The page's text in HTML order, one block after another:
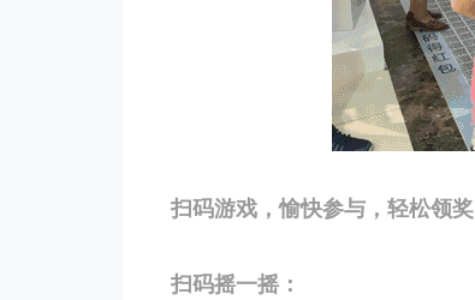
扫码游戏，愉快参与，轻松领奖
扫码摇一摇：